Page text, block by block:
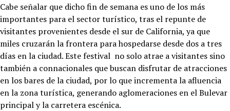
Cabe señalar que dicho fin de semana es uno de los más
importantes para el sector turístico, tras el repunte de
visitantes provenientes desde el sur de California, ya que
miles cruzarán la frontera para hospedarse desde dos a tres
días en la ciudad. Este festival no solo atrae a visitantes sino
también a connacionales que buscan disfrutar de atracciones
en los bares de la ciudad, por lo que incrementa la afluencia
en la zona turística, generando aglomeraciones en el Bulevar
principal y la carretera escénica.